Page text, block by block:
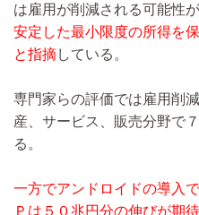
は雇用が削減される可能性
安定した最小限度の所得を
と指摘している。
専門家らの評価では雇用削
産、サービス、販売分野で
る。
一方でアンドロイドの導入
Ｐは５０兆円分の伸びが期待